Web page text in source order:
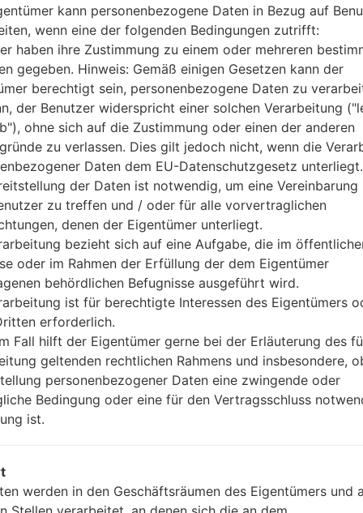
32GB
-
Netzwerk und Daten
1 Micro-SIM
GSM 850/900/1800/1900 MHz
HSDPA 850/1900/2100 MHz
LTE band 7(2600), 17(700)
-
GPRS, EDGE, UMTS,
Anzeige
4.7 in (~69.2% Bildschirm zu
True HD-IPS + LCD
768 x 1280 Pixel (~318 Dichte
16M Farben
Batterie und Tastatur
nicht entfernbar Li-Po 2100
-
3.5mm jack
Version 4.0, A2DP
Ja
A-GPS, GLONASS
Nein
Wi-Fi 802.11 a/b/g/n, dual-
kann personenbezogene Daten in Bezug auf
wenn eine der folgenden Bedingungen zutrifft:
haben ihre Zustimmung zu einem oder mehreren
gegeben. Hinweis: Gemäß einigen Gesetzen kann der
berechtigt sein, personenbezogene Daten zu
der Benutzer widerspricht einer solchen Verarbeitung
ohne sich auf die Zustimmung oder einen der anderen
zu verlassen. Dies gilt jedoch nicht, wenn die
Daten dem EU-Datenschutzgesetz unterliegt.
der Daten ist notwendig, um eine Vereinbarung
zu treffen und / oder für alle vorvertraglichen
denen der Eigentümer unterliegt.
bezieht sich auf eine Aufgabe, die im
oder im Rahmen der Erfüllung der dem Eigentümer
behördlichen Befugnisse ausgeführt wird.
ist für berechtigte Interessen des Eigentümers
erforderlich.
Fall hilft der Eigentümer gerne bei der Erläuterung des
geltenden rechtlichen Rahmens und insbesondere,
personenbezogener Daten eine zwingende oder
Bedingung oder eine für den Vertragsschluss
ist.
werden in den Geschäftsräumen des Eigentümers und